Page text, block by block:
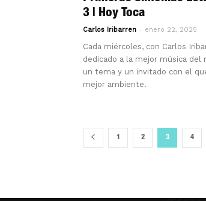
3 | Hoy Toca
Carlos Iribarren - enero 22, 2025
Cada miércoles, con Carlos
dedicado a la mejor música del
un tema y un invitado con el
mejor ambiente.
1 2 3 4